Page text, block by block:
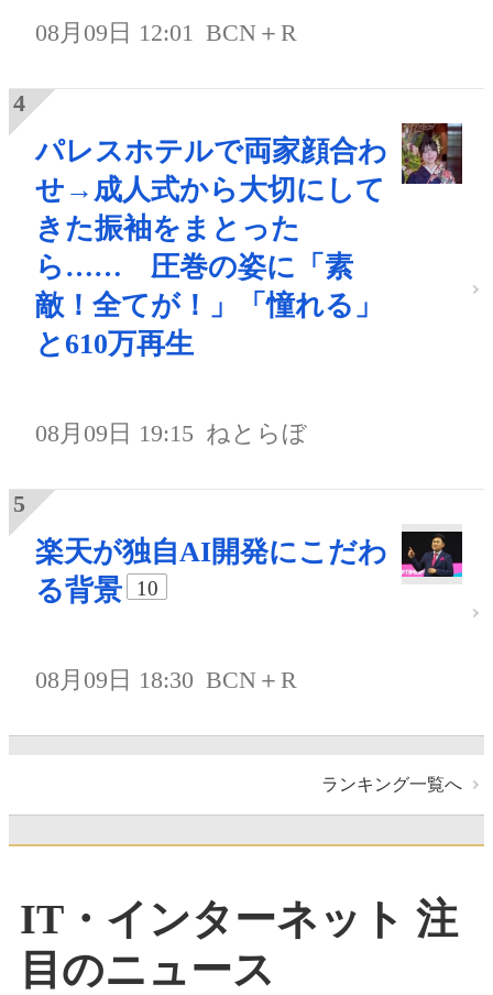
08月09日 12:01 BCN＋R
パレスホテルで両家顔合わ
せ→成人式から大切にして
きた振袖をまとった
ら…… 圧巻の姿に「素
敵！全てが！」「憧れる」
と610万再生
08月09日 19:15 ねとらぼ
楽天が独自AI開発にこだわ
る背景
10
08月09日 18:30 BCN＋R
ランキング一覧へ
IT・インターネット 注
目のニュース